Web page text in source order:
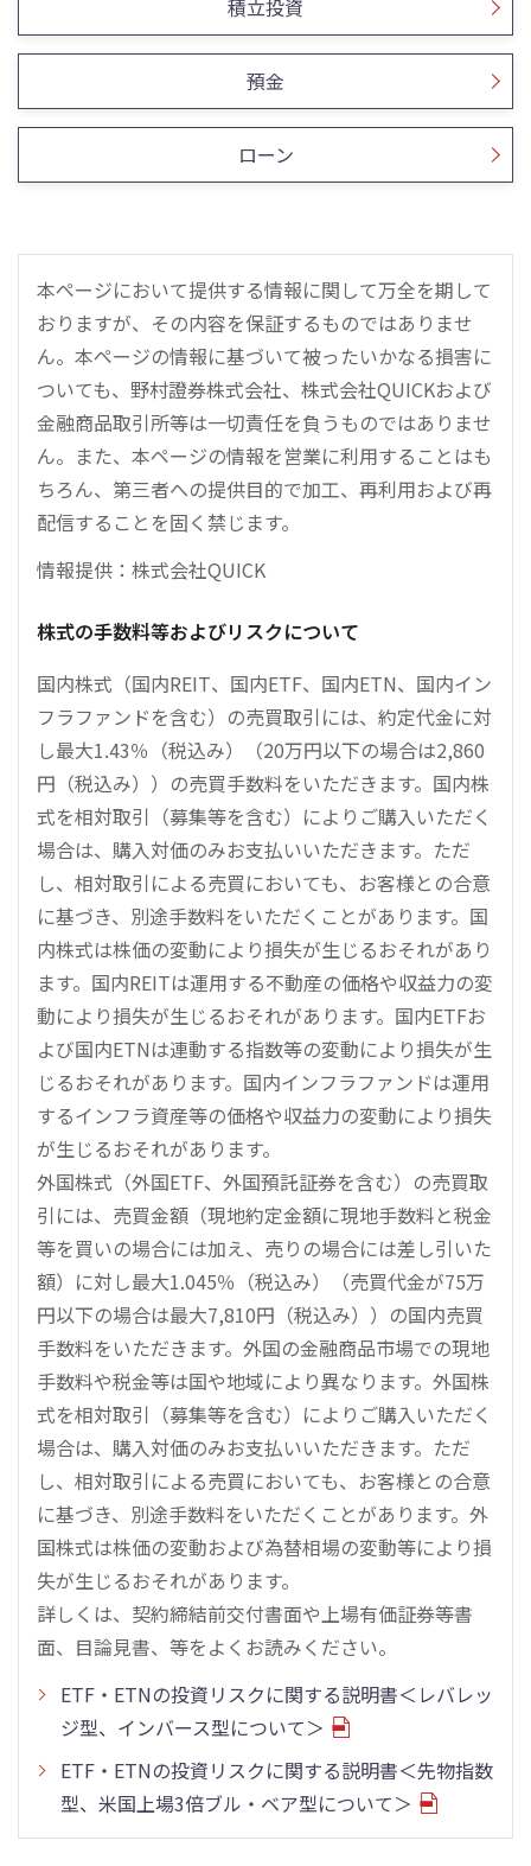
積立投資
預金
ローン
本ページにおいて提供する情報に関して万全を期して
おりますが、その内容を保証するものではありませ
ん。本ページの情報に基づいて被ったいかなる損害に
ついても、野村證券株式会社、株式会社QUICKおよび
金融商品取引所等は一切責任を負うものではありませ
ん。また、本ページの情報を営業に利用することはも
ちろん、第三者への提供目的で加工、再利用および再
配信することを固く禁じます。
情報提供：株式会社QUICK
株式の手数料等およびリスクについて
国内株式（国内REIT、国内ETF、国内ETN、国内イン
フラファンドを含む）の売買取引には、約定代金に対
し最大1.43％（税込み）（20万円以下の場合は2,860
円（税込み））の売買手数料をいただきます。国内株
式を相対取引（募集等を含む）によりご購入いただく
場合は、購入対価のみお支払いいただきます。ただ
し、相対取引による売買においても、お客様との合意
に基づき、別途手数料をいただくことがあります。国
内株式は株価の変動により損失が生じるおそれがあり
ます。国内REITは運用する不動産の価格や収益力の変
動により損失が生じるおそれがあります。国内ETFお
よび国内ETNは連動する指数等の変動により損失が生
じるおそれがあります。国内インフラファンドは運用
するインフラ資産等の価格や収益力の変動により損失
が生じるおそれがあります。
外国株式（外国ETF、外国預託証券を含む）の売買取
引には、売買金額（現地約定金額に現地手数料と税金
等を買いの場合には加え、売りの場合には差し引いた
額）に対し最大1.045％（税込み）（売買代金が75万
円以下の場合は最大7,810円（税込み））の国内売買
手数料をいただきます。外国の金融商品市場での現地
手数料や税金等は国や地域により異なります。外国株
式を相対取引（募集等を含む）によりご購入いただく
場合は、購入対価のみお支払いいただきます。ただ
し、相対取引による売買においても、お客様との合意
に基づき、別途手数料をいただくことがあります。外
国株式は株価の変動および為替相場の変動等により損
失が生じるおそれがあります。
詳しくは、契約締結前交付書面や上場有価証券等書
面、目論見書、等をよくお読みください。
ETF・ETNの投資リスクに関する説明書＜レバレッ
ジ型、インバース型について＞
ETF・ETNの投資リスクに関する説明書＜先物指数
型、米国上場3倍ブル・ベア型について＞